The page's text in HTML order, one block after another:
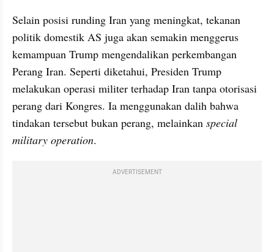
Selain posisi runding Iran yang meningkat, tekanan
politik domestik AS juga akan semakin menggerus
kemampuan Trump mengendalikan perkembangan
Perang Iran. Seperti diketahui, Presiden Trump
melakukan operasi militer terhadap Iran tanpa otorisasi
perang dari Kongres. Ia menggunakan dalih bahwa
tindakan tersebut bukan perang, melainkan special
military operation.
ADVERTISEMENT